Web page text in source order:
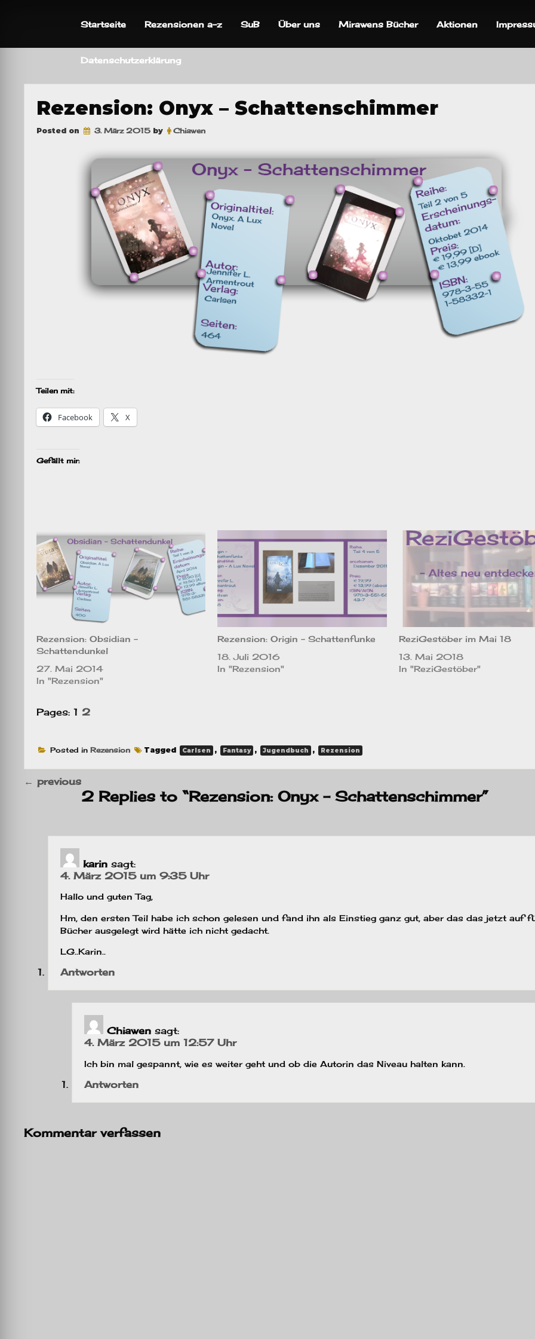
Startseite Rezensionen a-z SuB Über uns Mirawens Bücher Aktionen
Datenschutzerklärung
Rezension: Onyx – Schattenschimmer
Posted on 3. März 2015 by Chiawen
Teilen mit:
Facebook X
Gefällt mir:
Rezension: Obsidian –
Schattendunkel
27. Mai 2014
In "Rezension"
Rezension: Origin – Schattenfunke
18. Juli 2016
In "Rezension"
ReziGestöber im Mai 18
13. Mai 2018
In "ReziGestöber"
Pages: 1 2
Posted in Rezension Tagged Carlsen , Fantasy , Jugendbuch , Rezension
← previous
2 Replies to “Rezension: Onyx – Schattenschimmer”
karin sagt:
4. März 2015 um 9:35 Uhr
Hallo und guten Tag,
Hm, den ersten Teil habe ich schon gelesen und fand ihn als Einstieg ganz gut, aber das das jetzt auf
Bücher ausgelegt wird hätte ich nicht gedacht.
LG..Karin..
Antworten
Chiawen sagt:
4. März 2015 um 12:57 Uhr
Ich bin mal gespannt, wie es weiter geht und ob die Autorin das Niveau halten kann.
Antworten
Kommentar verfassen